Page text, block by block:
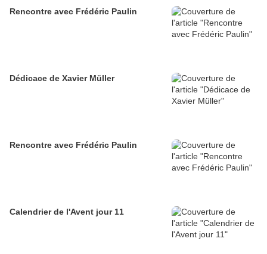
Rencontre avec Frédéric Paulin
Dédicace de Xavier Müller
Rencontre avec Frédéric Paulin
Calendrier de l'Avent jour 11